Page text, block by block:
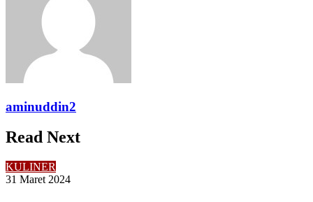
aminuddin2
Read Next
KULINER
31 Maret 2024